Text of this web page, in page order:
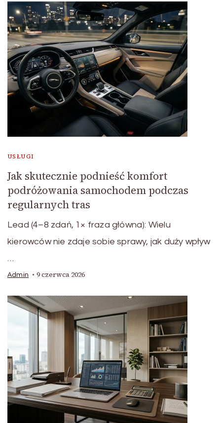
USŁUGI
Jak skutecznie podnieść komfort
podróżowania samochodem podczas
regularnych tras
Lead (4–8 zdań, 1× fraza główna): Wielu
kierowców nie zdaje sobie sprawy, jak duży wpływ
…
Admin 9 czerwca 2026